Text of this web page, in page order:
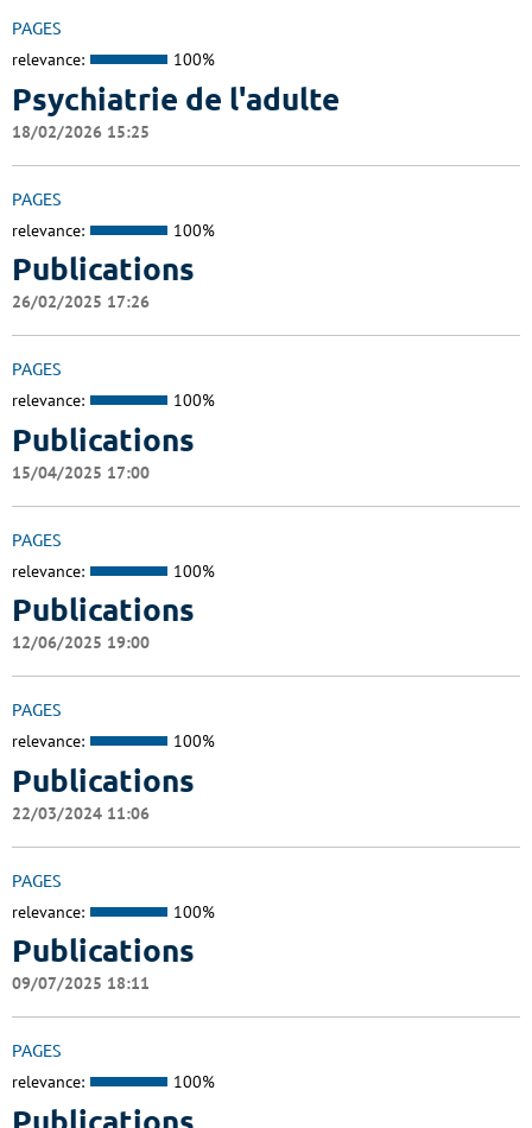
PAGES
relevance: 100%
Psychiatrie de l'adulte
18/02/2026 15:25
PAGES
relevance: 100%
Publications
26/02/2025 17:26
PAGES
relevance: 100%
Publications
15/04/2025 17:00
PAGES
relevance: 100%
Publications
12/06/2025 19:00
PAGES
relevance: 100%
Publications
22/03/2024 11:06
PAGES
relevance: 100%
Publications
09/07/2025 18:11
PAGES
relevance: 100%